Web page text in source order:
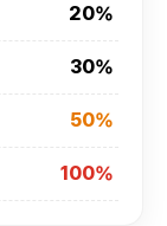
20%
30%
50%
100%